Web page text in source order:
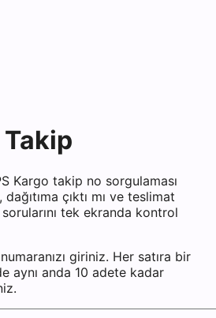
Takip
Kargo takip no sorgulaması
çıktı mı ve teslimat
tek ekranda kontrol
giriniz. Her satıra bir
aynı anda 10 adete kadar